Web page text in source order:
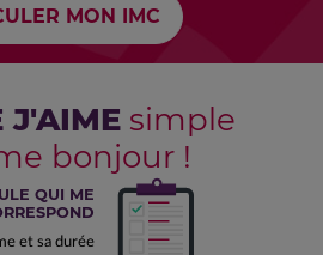
J'AIME simple
bonjour !
QUI ME
et sa durée